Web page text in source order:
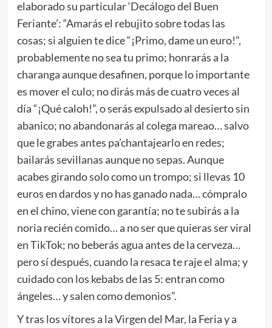
elaborado su particular ‘Decálogo del Buen
Feriante’: “Amarás el rebujito sobre todas las
cosas; si alguien te dice “¡Primo, dame un euro!”,
probablemente no sea tu primo; honrarás a la
charanga aunque desafinen, porque lo importante
es mover el culo; no dirás más de cuatro veces al
día “¡Qué caloh!”, o serás expulsado al desierto sin
abanico; no abandonarás al colega mareao… salvo
que le grabes antes pa’chantajearlo en redes;
bailarás sevillanas aunque no sepas. Aunque
acabes girando solo como un trompo; si llevas 10
euros en dardos y no has ganado nada… cómpralo
en el chino, viene con garantía; no te subirás a la
noria recién comido… a no ser que quieras ser viral
en TikTok; no beberás agua antes de la cerveza…
pero sí después, cuando la resaca te raje el alma; y
cuidado con los kebabs de las 5: entran como
ángeles… y salen como demonios”.
Y tras los vítores a la Virgen del Mar, la Feria y a